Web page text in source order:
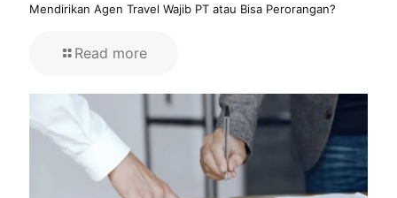
Mendirikan Agen Travel Wajib PT atau Bisa Perorangan?
Read more